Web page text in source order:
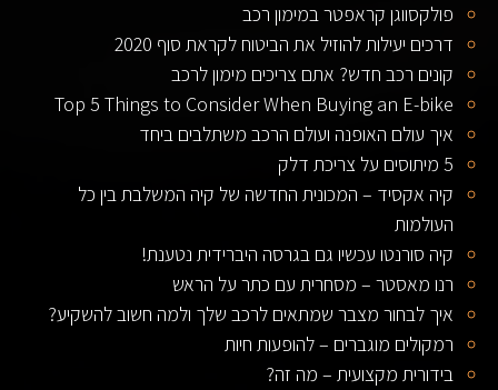
פולקסווגן קראפטר במימון רכב
דרכים יעילות להוזיל את הביטוח לקראת סוף 2020
קונים רכב חדש? אתם צריכים מימון לרכב
Top 5 Things to Consider When Buying an E-bike
איך עולם האופנה ועולם הרכב משתלבים ביחד
5 מיתוסים על צריכת דלק
קיה אקסיד – המכונית החדשה של קיה המשלבת בין כל
העולמות
קיה סורנטו עכשיו גם בגרסה היברידית נטענת!
רנו מאסטר – מסחרית עם כתר על הראש
איך לבחור מצבר שמתאים לרכב שלך ולמה חשוב להשקיע?
רמקולים מוגברים – להופעות חיות
בידורית מקצועית – מה זה?